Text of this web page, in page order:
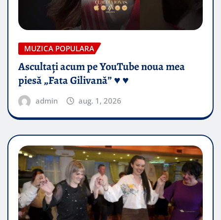
MUZICA POPULARA
Ascultați acum pe YouTube noua mea
piesă „Fata Gilivană” ♥️ ♥️
admin aug. 1, 2026